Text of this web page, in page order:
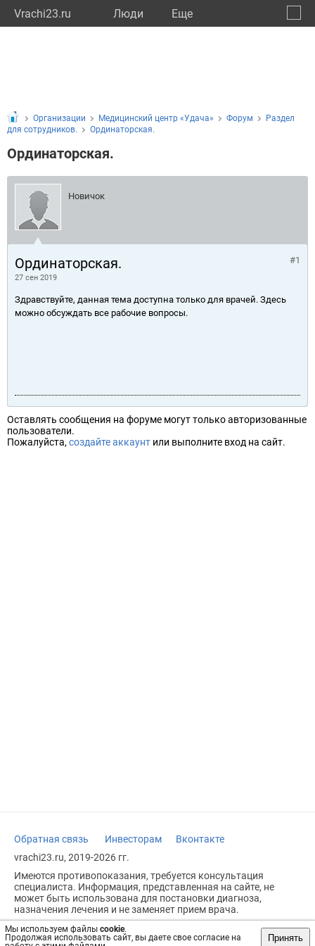
Vrachi23.ru Люди Eще
Мы используем файлы cookie.
Продолжая использовать сайт, вы даете свое согласие на
Принять
Организации Медицинский центр «Удача» Форум
Раздел
для сотрудников.
Ординаторская.
Ординаторская.
Новичок
Ординаторская.
27 сен 2019
#1
Здравствуйте, данная тема доступна только для врачей. Здесь
можно обсуждать все рабочие вопросы.
Оставлять сообщения на форуме могут только авторизованные
пользователи.
Пожалуйста, создайте аккаунт или выполните вход на сайт.
Обратная связь Инвесторам
Вконтакте
vrachi23.ru, 2019-2026 гг.
Имеются противопоказания, требуется консультация
специалиста. Информация, представленная на сайте, не
может быть использована для постановки диагноза,
назначения лечения и не заменяет прием врача.
Возрастное ограничение: 18+